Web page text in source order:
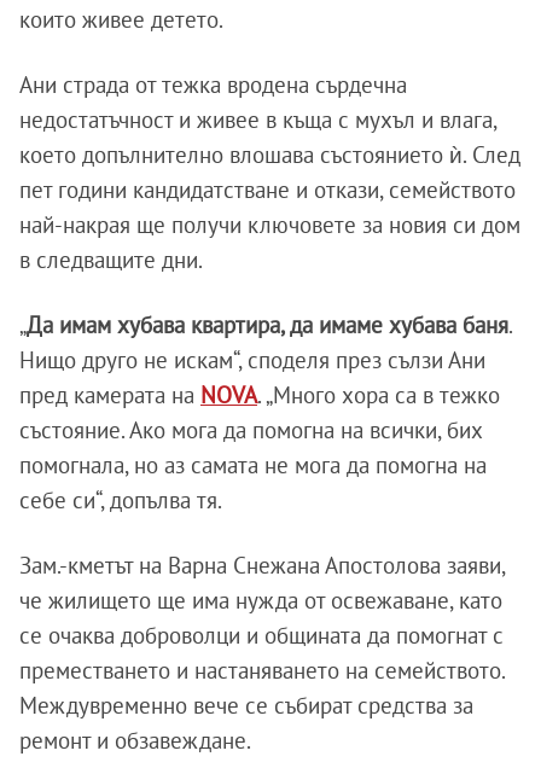
които живее детето.
Ани страда от тежка вродена сърдечна
недостатъчност и живее в къща с мухъл и влага,
което допълнително влошава състоянието ѝ. След
пет години кандидатстване и откази, семейството
най-накрая ще получи ключовете за новия си дом
в следващите дни.
„Да имам хубава квартира, да имаме хубава баня.
Нищо друго не искам“, споделя през сълзи Ани
пред камерата на NOVA. „Много хора са в тежко
състояние. Ако мога да помогна на всички, бих
помогнала, но аз самата не мога да помогна на
себе си“, допълва тя.
Зам.-кметът на Варна Снежана Апостолова заяви,
че жилището ще има нужда от освежаване, като
се очаква доброволци и общината да помогнат с
преместването и настаняването на семейството.
Междувременно вече се събират средства за
ремонт и обзавеждане.